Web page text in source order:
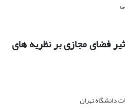
فضای مجازی بر نظریه ‏های
دانشگاه تهران